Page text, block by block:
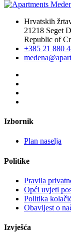
Hrvatskih
21218 Seget
Republic of
+385 21 880
Izbornik
Plan naselja
Politike
Pravila
Opći uvjeti
Politika
Obavijest o
Izvješća